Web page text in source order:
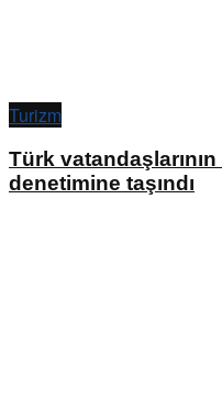
Turizm
Türk
denetimine taşındı